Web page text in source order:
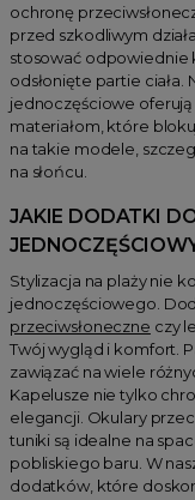
ochronę
przed szkodliwym
stosować odpowiednie
odsłonięte partie
jednoczęściowe
materiałom, które
na takie modele,
na słońcu.
JAKIE DODATKI
Stylizacja na plaży nie
jednoczęściowego.
przeciwsłoneczne czy
Twój wygląd i komfort.
zawiązać na wiele
Kapelusze nie tylko
elegancji. Okulary
tuniki są idealne na
pobliskiego baru. W
dodatków, które